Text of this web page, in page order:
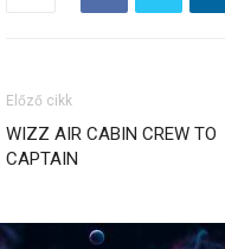
Előző cikk
WIZZ AIR CABIN CREW TO
CAPTAIN